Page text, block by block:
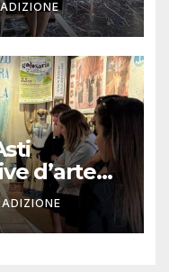
d’arte